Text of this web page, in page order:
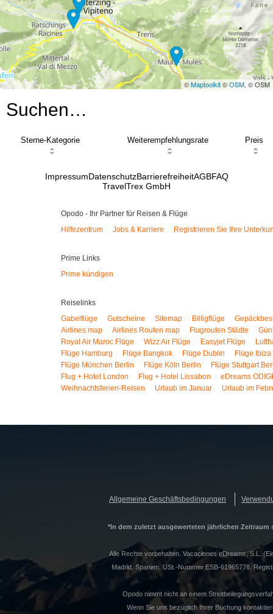
13
©Maptoolkit©OSM, © OSM
Suchen…
Sterne-Kategorie Weiterempfehlungsrate Preis
ImpressumDatenschutzBarrierefreiheitAGBFAQ
TravelTrex GmbH